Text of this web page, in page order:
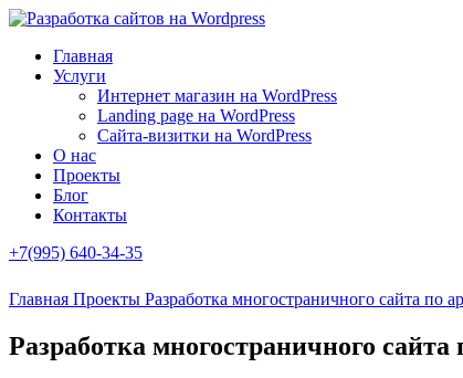
Главная
Услуги
Интернет магазин на WordPress
Landing page на WordPress
Сайта-визитки на WordPress
О нас
Проекты
Блог
Контакты
+7(995) 640-34-35
Главная Проекты Разработка многостраничного сайта по
Разработка многостраничного